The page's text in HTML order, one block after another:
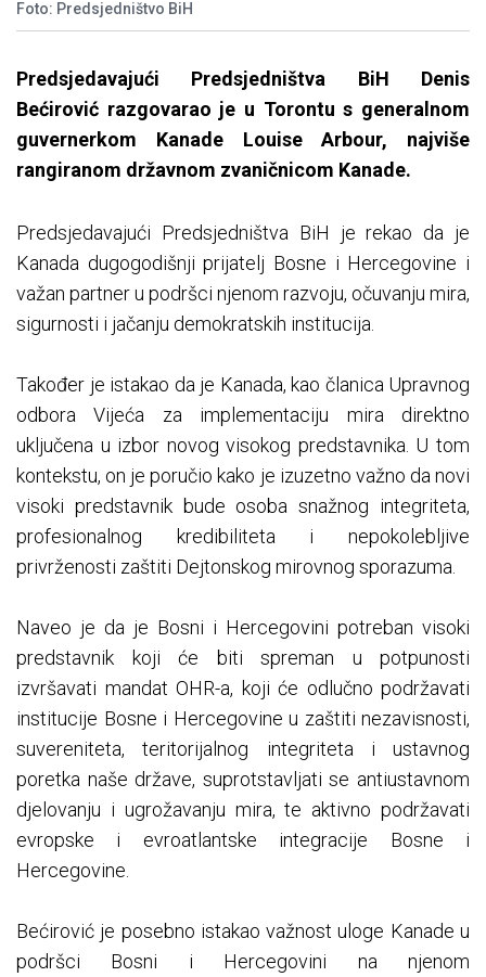
Foto: Predsjedništvo BiH
Predsjedavajući Predsjedništva BiH Denis
Bećirović razgovarao je u Torontu s generalnom
guvernerkom Kanade Louise Arbour, najviše
rangiranom državnom zvaničnicom Kanade.
Predsjedavajući Predsjedništva BiH je rekao da je
Kanada dugogodišnji prijatelj Bosne i Hercegovine i
važan partner u podršci njenom razvoju, očuvanju mira,
sigurnosti i jačanju demokratskih institucija.
Također je istakao da je Kanada, kao članica Upravnog
odbora Vijeća za implementaciju mira direktno
uključena u izbor novog visokog predstavnika. U tom
kontekstu, on je poručio kako je izuzetno važno da novi
visoki predstavnik bude osoba snažnog integriteta,
profesionalnog kredibiliteta i nepokolebljive
privrženosti zaštiti Dejtonskog mirovnog sporazuma.
Naveo je da je Bosni i Hercegovini potreban visoki
predstavnik koji će biti spreman u potpunosti
izvršavati mandat OHR-a, koji će odlučno podržavati
institucije Bosne i Hercegovine u zaštiti nezavisnosti,
suvereniteta, teritorijalnog integriteta i ustavnog
poretka naše države, suprotstavljati se antiustavnom
djelovanju i ugrožavanju mira, te aktivno podržavati
evropske i evroatlantske integracije Bosne i
Hercegovine.
Bećirović je posebno istakao važnost uloge Kanade u
podršci Bosni i Hercegovini na njenom